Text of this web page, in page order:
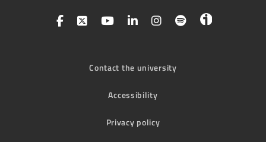
Contact the university
Accessibility
Privacy policy